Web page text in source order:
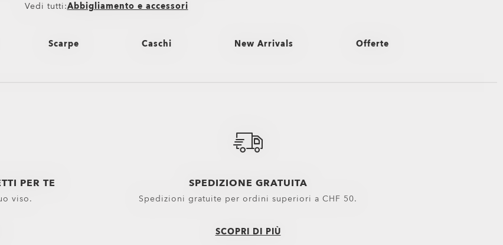
Vedi tutti:Abbigliamento e accessori
Scarpe Caschi New Arrivals Offerte
Caschi Oakley per il surf e gli sport d'acqua
PER TE
viso.
SPEDIZIONE GRATUITA
Spedizioni gratuite per ordini superiori a CHF 50.
SCOPRI DI PIÙ